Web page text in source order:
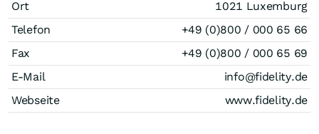
Ort
1021 Luxemburg
Telefon
+49 (0)800 / 000 65 66
Fax
+49 (0)800 / 000 65 69
E-Mail
info@fidelity.de
Webseite
www.fidelity.de